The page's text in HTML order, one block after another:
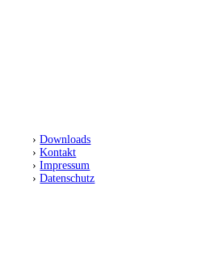
›Downloads
›Kontakt
›Impressum
›Datenschutz